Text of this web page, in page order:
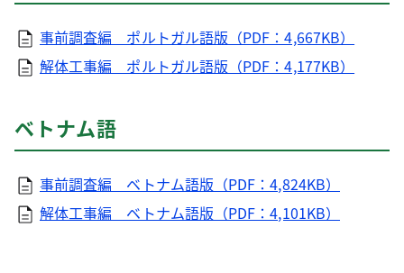
事前調査編 ポルトガル語版（PDF：4,667KB）
解体工事編 ポルトガル語版（PDF：4,177KB）
ベトナム語
事前調査編 ベトナム語版（PDF：4,824KB）
解体工事編 ベトナム語版（PDF：4,101KB）